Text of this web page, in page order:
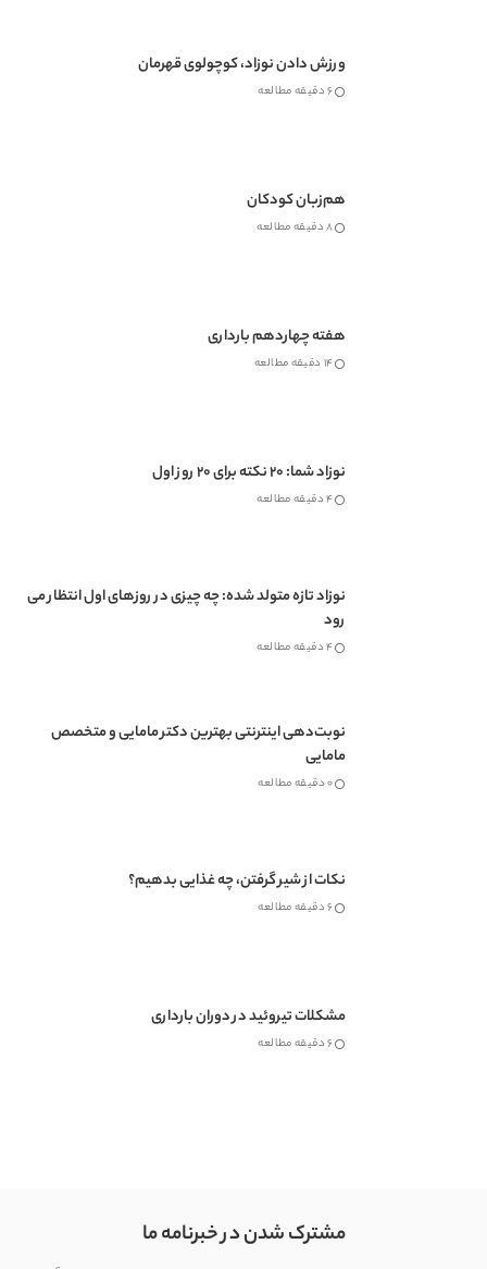
ورزش دادن نوزاد، کوچولوی قهرمان
6 دقیقه مطالعه
هم‌زبان کودکان
8 دقیقه مطالعه
هفته چهاردهم بارداری
14 دقیقه مطالعه
نوزاد شما: 20 نکته برای 20 روز اول
4 دقیقه مطالعه
نوزاد تازه متولد شده: چه چیزی در روزهای اول انتظار می
رود
4 دقیقه مطالعه
نوبت‌دهی اینترنتی بهترین دکتر مامایی و متخصص
مامایی
0 دقیقه مطالعه
نکات از شیر گرفتن، چه غذایی بدهیم؟
6 دقیقه مطالعه
مشکلات تیروئید در دوران بارداری
6 دقیقه مطالعه
مشترک شدن در خبرنامه ما